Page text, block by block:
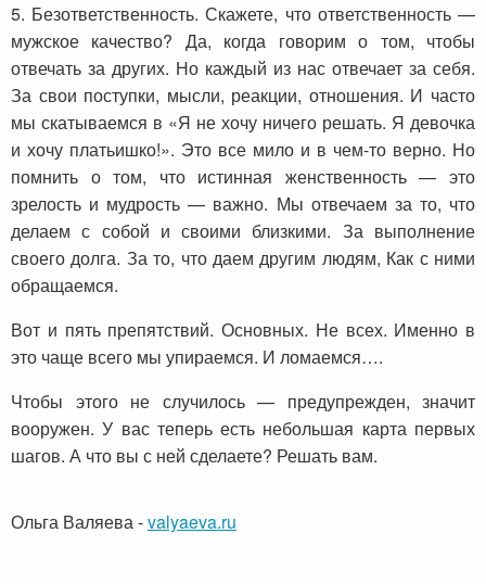
5. Безответственность. Скажете, что ответственность —
мужское качество? Да, когда говорим о том, чтобы
отвечать за других. Но каждый из нас отвечает за себя.
За свои поступки, мысли, реакции, отношения. И часто
мы скатываемся в «Я не хочу ничего решать. Я девочка
и хочу платьишко!». Это все мило и в чем-то верно. Но
помнить о том, что истинная женственность — это
зрелость и мудрость — важно. Мы отвечаем за то, что
делаем с собой и своими близкими. За выполнение
своего долга. За то, что даем другим людям, Как с ними
обращаемся.
Вот и пять препятствий. Основных. Не всех. Именно в
это чаще всего мы упираемся. И ломаемся….
Чтобы этого не случилось — предупрежден, значит
вооружен. У вас теперь есть небольшая карта первых
шагов. А что вы с ней сделаете? Решать вам.
Ольга Валяева-valyaeva.ru